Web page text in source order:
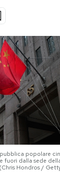
popolare
fuori dalla sede
Hondros /